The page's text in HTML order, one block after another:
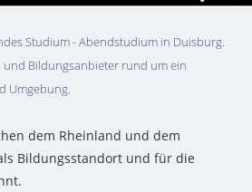
Studium - Abendstudium in Duisburg.
und Bildungsanbieter rund um ein
Umgebung.
dem Rheinland und dem
Bildungsstandort und für die